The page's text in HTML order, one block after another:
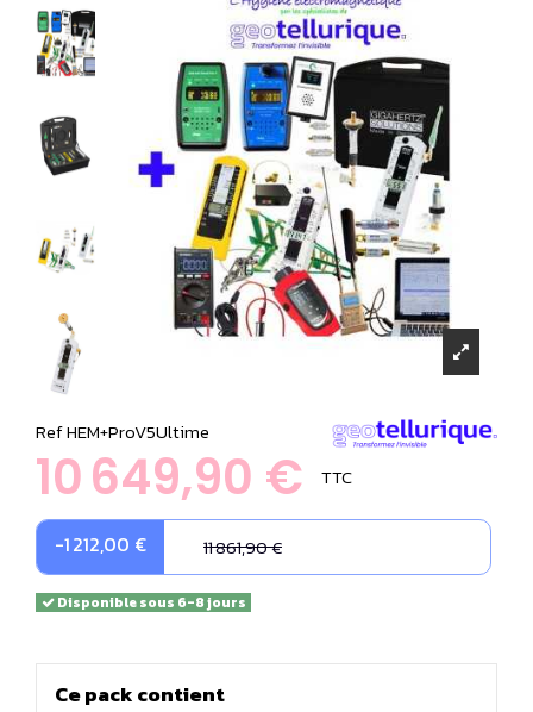
RefHEM+ProV5Ultime
10 649,90 € TTC
-1 212,00 € 11 861,90 €
Disponible sous 6-8 jours
Ce pack contient